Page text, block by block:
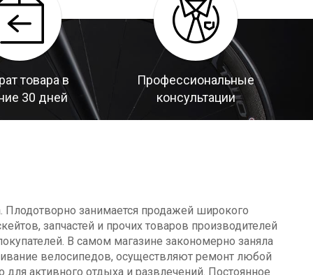
товара в
30 дней
Профессиональные
консультации
Плодотворно занимается продажей широкого
запчастей и прочих товаров производителей
В самом магазине закономерно заняла
велосипедов, осуществляют ремонт любой
для активного отдыха и развлечений. Постоянное